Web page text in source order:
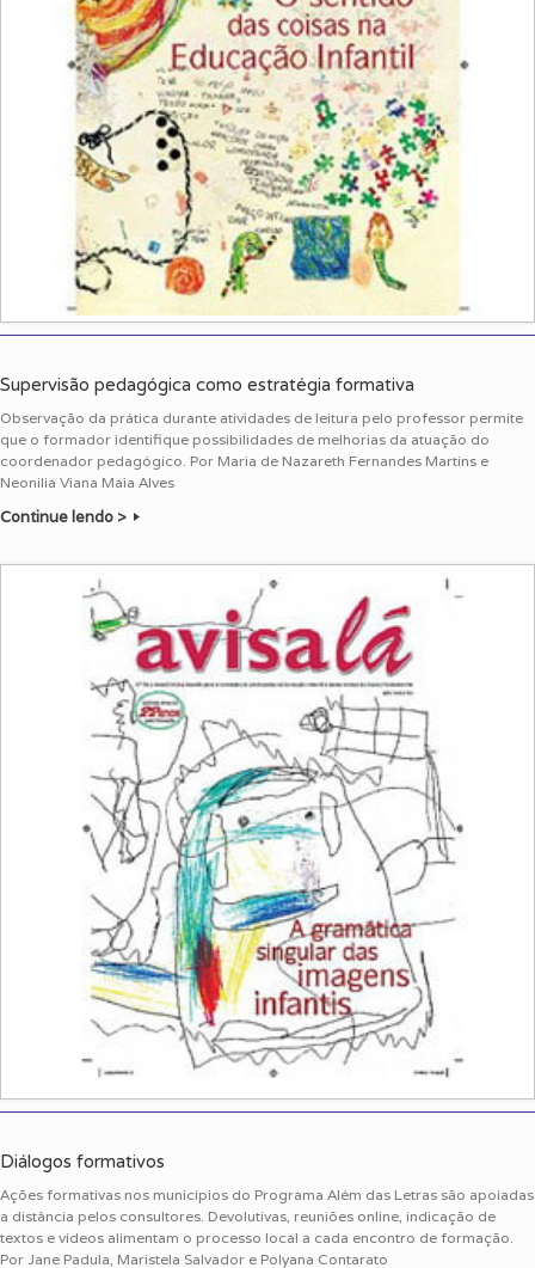
Supervisão pedagógica como estratégia formativa
Observação da prática durante atividades de leitura pelo professor permite
que o formador identifique possibilidades de melhorias da atuação do
coordenador pedagógico. Por Maria de Nazareth Fernandes Martins e
Neonilia Viana Maia Alves
Continue lendo >
Diálogos formativos
Ações formativas nos municípios do Programa Além das Letras são apoiadas
a distância pelos consultores. Devolutivas, reuniões online, indicação de
textos e vídeos alimentam o processo local a cada encontro de formação.
Por Jane Padula, Maristela Salvador e Polyana Contarato